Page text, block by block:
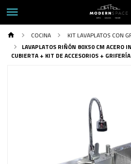
COCINA
KIT LAVAPLATOS CON
LAVAPLATOS RIÑÓN 80X50 CM ACERO
CUBIERTA + KIT DE ACCESORIOS + GRIFERÍA